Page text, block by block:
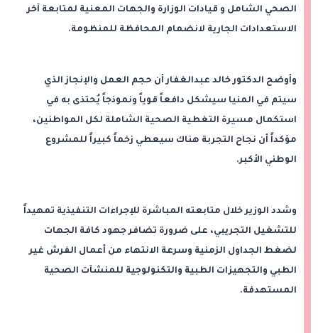
الصحي الشامل و قيادات الوزارة والجهات المعنية لمتابعة آخر
الاستعدادات الجارية لانضمام المحافظة للمنظومة.
وأوضح الدكتور خالد عبدالغفار أن حجم العمل والإنجاز الذي
سيتم في المنيا سيشكل دافعاً قوياً ونموذجاً يُحتذى به في
استكمال مسيرة التغطية الصحية الشاملة لكل المواطنين،
مؤكداً أن نجاح التجربة هناك سيعطي زخماً كبيراً للمشروع
الوطني الأكبر.
وشدد الوزير خلال متابعته المباشرة للإجراءات التنفيذية تمهيداً
للتشغيل التجريبي، على ضرورة تضافر جهود كافة الجهات
لضغط الجداول الزمنية وسرعة الانتهاء من أعمال الفرش غير
الطبي والتجهيزات الطبية والتكنولوجية للمنشآت الصحية
المستهدفة.